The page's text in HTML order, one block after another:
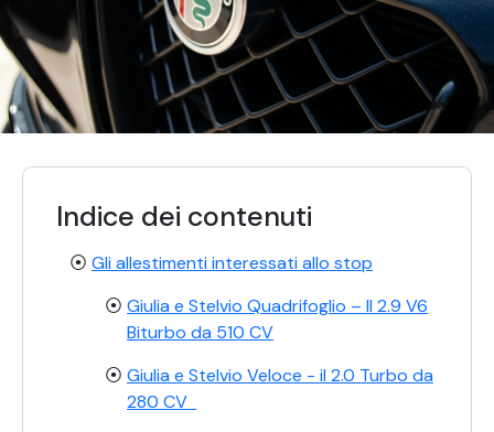
Indice dei contenuti
Gli allestimenti interessati allo stop
Giulia e Stelvio Quadrifoglio – Il 2.9 V6
Biturbo da 510 CV
Giulia e Stelvio Veloce - il 2.0 Turbo da
280 CV